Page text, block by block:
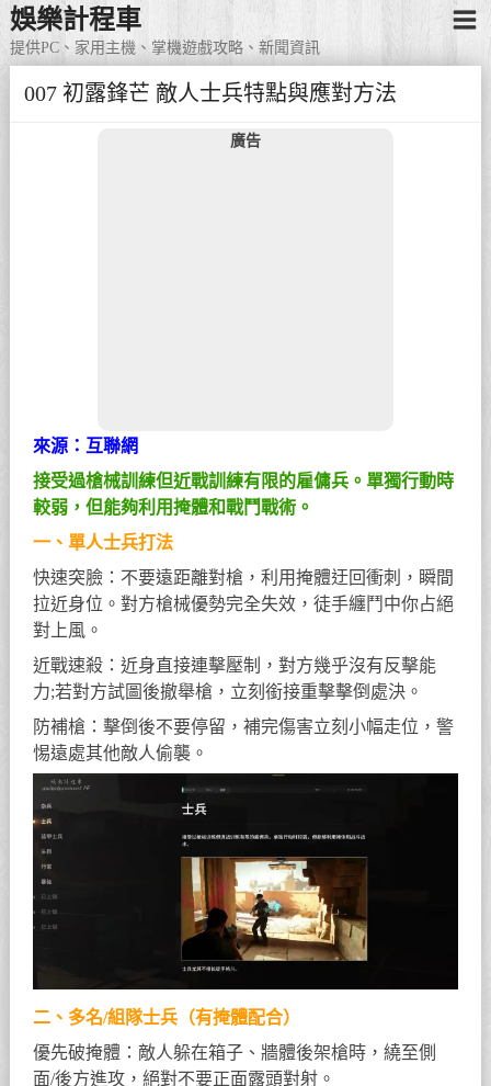
娛樂計程車
提供PC、家用主機、掌機遊戲攻略、新聞資訊
007 初露鋒芒 敵人士兵特點與應對方法
廣告
來源：互聯網
接受過槍械訓練但近戰訓練有限的雇傭兵。單獨行動時
較弱，但能夠利用掩體和戰鬥戰術。
一、單人士兵打法
快速突臉：不要遠距離對槍，利用掩體迂回衝刺，瞬間
拉近身位。對方槍械優勢完全失效，徒手纏鬥中你占絕
對上風。
近戰速殺：近身直接連擊壓制，對方幾乎沒有反擊能
力;若對方試圖後撤舉槍，立刻銜接重擊擊倒處決。
防補槍：擊倒後不要停留，補完傷害立刻小幅走位，警
惕遠處其他敵人偷襲。
二、多名/組隊士兵（有掩體配合）
優先破掩體：敵人躲在箱子、牆體後架槍時，繞至側
面/後方進攻，絕對不要正面露頭對射。